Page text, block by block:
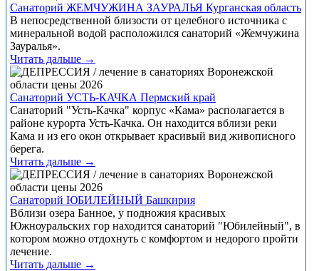
Санаторий ЖЕМЧУЖИНА ЗАУРАЛЬЯ Курганская область
В непосредственной близости от целебного источника с
минеральной водой расположился санаторий «Жемчужина
Зауралья».
Читать дальше →
Санаторий УСТЬ-КАЧКА Пермский край
Санаторий "Усть-Качка" корпус «Кама» располагается в
районе курорта Усть-Качка. Он находится вблизи реки
Кама и из его окон открывает красивый вид живописного
берега.
Читать дальше →
Санаторий ЮБИЛЕЙНЫЙ Башкирия
Вблизи озера Банное, у подножия красивых
Южноуральских гор находится санаторий "Юбилейный", в
котором можно отдохнуть с комфортом и недорого пройти
лечение.
Читать дальше →